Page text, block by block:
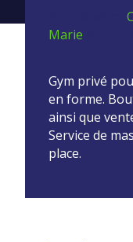
Marie
Gym privé
en forme.
ainsi que
Service de
place.